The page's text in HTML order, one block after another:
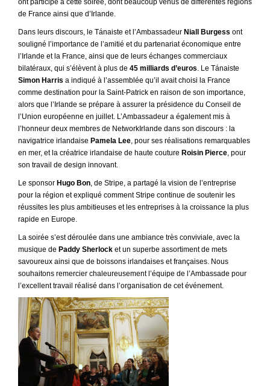
ont participé à cette soirée, dont beaucoup venus de différentes régions
de France ainsi que d’Irlande.
Dans leurs discours, le Tánaiste et l’Ambassadeur Niall Burgess ont
souligné l’importance de l’amitié et du partenariat économique entre
l’Irlande et la France, ainsi que de leurs échanges commerciaux
bilatéraux, qui s’élèvent à plus de 45 milliards d’euros. Le Tánaiste
Simon Harris a indiqué à l’assemblée qu’il avait choisi la France
comme destination pour la Saint-Patrick en raison de son importance,
alors que l’Irlande se prépare à assurer la présidence du Conseil de
l’Union européenne en juillet. L’Ambassadeur a également mis à
l’honneur deux membres de NetworkIrlande dans son discours : la
navigatrice irlandaise Pamela Lee, pour ses réalisations remarquables
en mer, et la créatrice irlandaise de haute couture Roisin Pierce, pour
son travail de design innovant.
Le sponsor Hugo Bon, de Stripe, a partagé la vision de l’entreprise
pour la région et expliqué comment Stripe continue de soutenir les
réussites les plus ambitieuses et les entreprises à la croissance la plus
rapide en Europe.
La soirée s’est déroulée dans une ambiance très conviviale, avec la
musique de Paddy Sherlock et un superbe assortiment de mets
savoureux ainsi que de boissons irlandaises et françaises. Nous
souhaitons remercier chaleureusement l’équipe de l’Ambassade pour
l’excellent travail réalisé dans l’organisation de cet événement.